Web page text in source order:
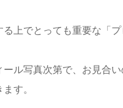
上でとっても重要な「プ
ール写真次第で、お見合
す。